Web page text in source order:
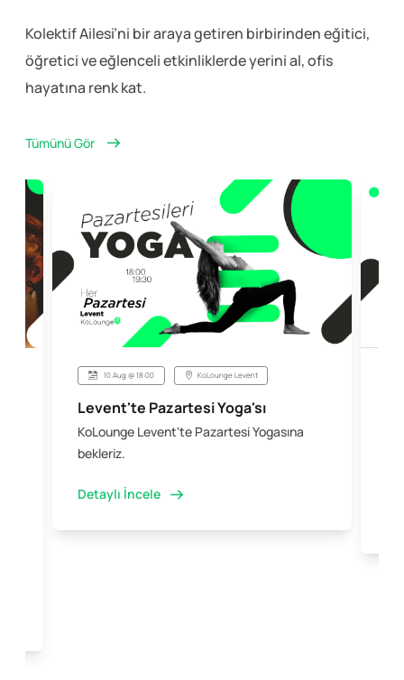
Kolektif Ailesi’ni bir araya getiren birbirinden eğitici,
öğretici ve eğlencelietkinliklerde yerini al, ofis
hayatına renk kat.
Tümünü Gör
10 Aug @ 18:00 KoLounge Levent
Levent'te Pazartesi Yoga'sı
KoLounge Levent'te Pazartesi Yogasına
bekleriz.
Detaylı İncele